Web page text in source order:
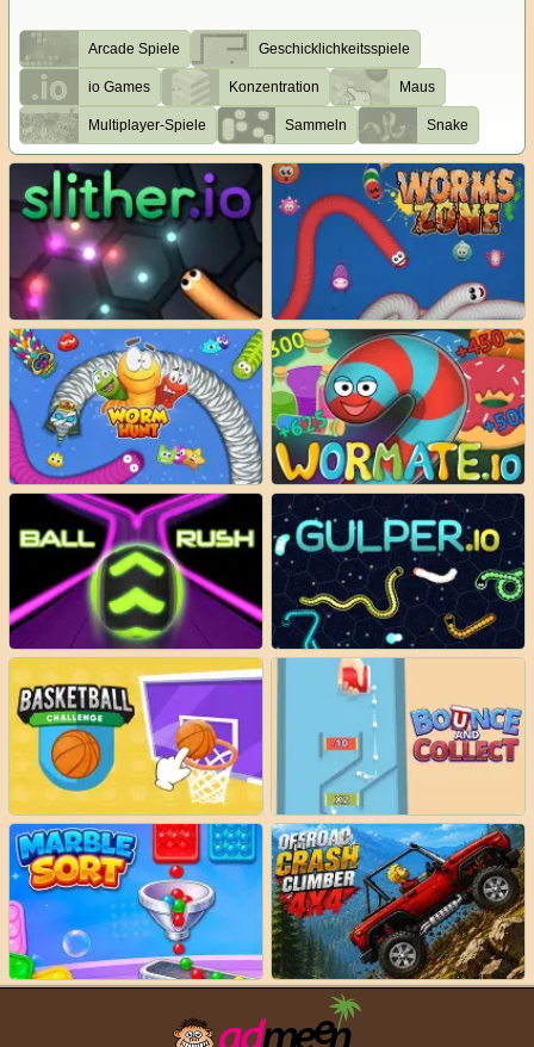
Arcade Spiele Geschicklichkeitsspiele
io Games Konzentration Maus
Multiplayer-Spiele Sammeln Snake